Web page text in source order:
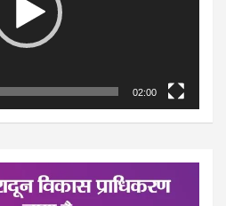
02:00